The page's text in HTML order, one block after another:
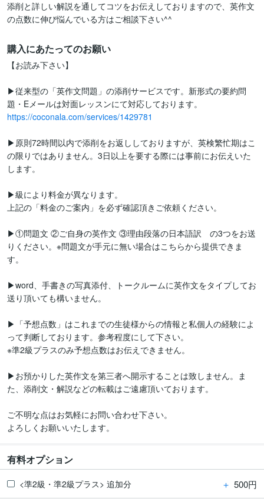
添削と詳しい解説を通してコツをお伝えしておりますので、英作文
の点数に伸び悩んでいる方はご相談下さい^^
購入にあたってのお願い
【お読み下さい】
▶従来型の「英作文問題」の添削サービスです。新形式の要約問
https://coconala.com/services/1429781
▶原則72時間以内で添削をお返ししておりますが、英検繁忙期はこ
の限りではありません。3日以上を要する際には事前にお伝えいた
します。
▶級により料金が異なります。
上記の「料金のご案内」を必ず確認頂きご依頼ください。
▶①問題文 ②ご自身の英作文 ③理由段落の日本語訳　の3つをお送
りください。※問題文が手元に無い場合はこちらから提供できま
す。
▶word、手書きの写真添付、トークルームに英作文をタイプしてお
送り頂いても構いません。
▶「予想点数」はこれまでの生徒様からの情報と私個人の経験によ
って判断しております。参考程度にして下さい。
※準2級プラスのみ予想点数はお伝えできません。
▶お預かりした英作文を第三者へ開示することは致しません。ま
た、添削文・解説などの転載はご遠慮頂いております。
ご不明な点はお気軽にお問い合わせ下さい。
よろしくお願いいたします。
有料オプション
<準2級・準2級プラス> 追加分 ＋ 500円